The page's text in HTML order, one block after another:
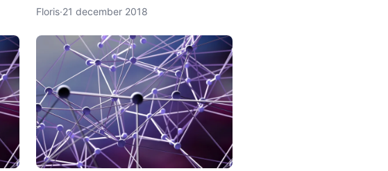
contract: de wet geldt. Zo zijn er
van de deelnemers aan het contra
Floris·21 december 2018